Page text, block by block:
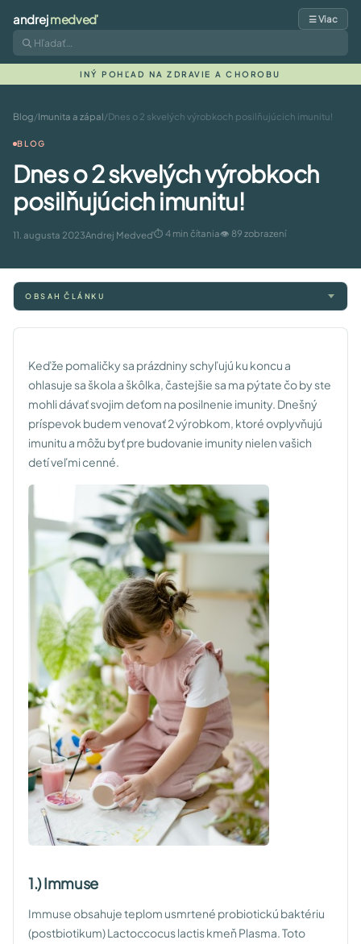
andrejmedveď ☰ Viac
INÝ POHĽAD NA ZDRAVIE A CHOROBU
Blog/Imunita a zápal/Dnes o 2 skvelých výrobkoch posilňujúcich imunitu!
BLOG
Dnes o 2 skvelých výrobkoch
posilňujúcich imunitu!
11. augusta 2023Andrej Medveď⏱ 4 min čítania👁 89 zobrazení
OBSAH ČLÁNKU
Keďže pomaličky sa prázdniny schyľujú ku koncu a
ohlasuje sa škola a škôlka, častejšie sa ma pýtate čo by ste
mohli dávať svojim deťom na posilnenie imunity. Dnešný
príspevok budem venovať 2 výrobkom, ktoré ovplyvňujú
imunitu a môžu byť pre budovanie imunity nielen vašich
detí veľmi cenné.
1.) Immuse
Immuse obsahuje teplom usmrtené probiotickú baktériu
(postbiotikum) Lactoccocus lactis kmeň Plasma. Toto